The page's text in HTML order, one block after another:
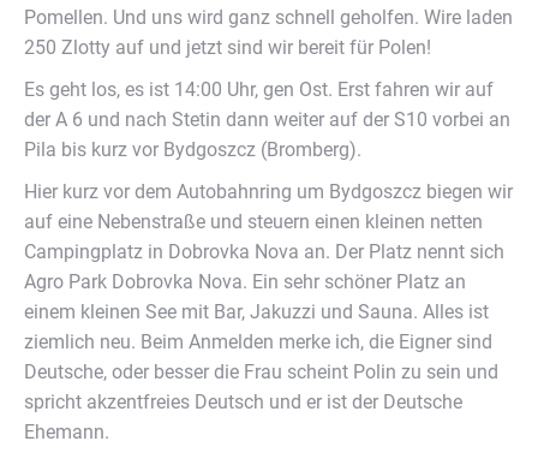
Pomellen. Und uns wird ganz schnell geholfen. Wire laden
250 Zlotty auf und jetzt sind wir bereit für Polen!
Es geht los, es ist 14:00 Uhr, gen Ost. Erst fahren wir auf
der A 6 und nach Stetin dann weiter auf der S10 vorbei an
Pila bis kurz vor Bydgoszcz (Bromberg).
Hier kurz vor dem Autobahnring um Bydgoszcz biegen wir
auf eine Nebenstraße und steuern einen kleinen netten
Campingplatz in Dobrovka Nova an. Der Platz nennt sich
Agro Park Dobrovka Nova. Ein sehr schöner Platz an
einem kleinen See mit Bar, Jakuzzi und Sauna. Alles ist
ziemlich neu. Beim Anmelden merke ich, die Eigner sind
Deutsche, oder besser die Frau scheint Polin zu sein und
spricht akzentfreies Deutsch und er ist der Deutsche
Ehemann.